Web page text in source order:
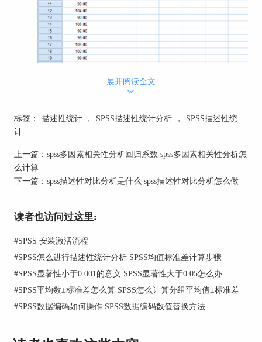
展开阅读全文
︾
标签： 描述性统计 ， SPSS描述性统计分析 ，
SPSS描述性统
计
上一篇： spss多因素相关性分析回归系数 spss多因素相关性分析怎
么计算
下一篇： spss描述性对比分析是什么 spss描述性对比分析怎么做
读者也访问过这里:
#SPSS 安装激活流程
#SPSS怎么进行描述性统计分析 SPSS均值标准差计算步骤
#SPSS显著性小于0.001的意义 SPSS显著性大于0.05怎么办
#SPSS平均数±标准差怎么算 SPSS怎么计算分组平均值±标准差
#SPSS数据编码如何操作 SPSS数据编码数值替换方法